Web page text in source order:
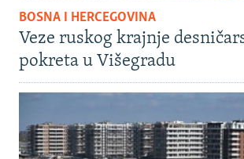
BOSNA I HERCEGOVINA
Veze ruskog krajnje
pokreta u Višegradu